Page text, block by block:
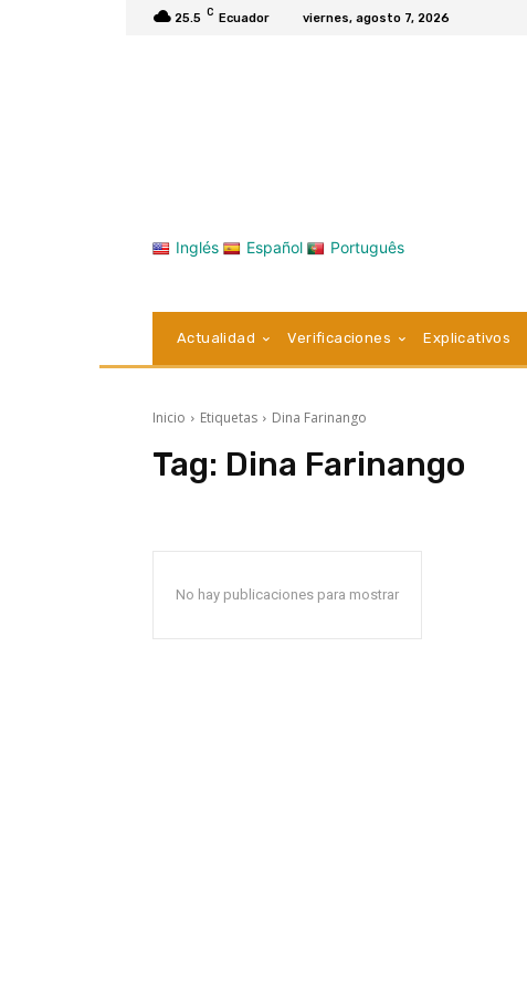
25.5 C Ecuador viernes, agosto 7, 2026
Inglés Español Português
Actualidad Verificaciones Explicativos
Inicio Etiquetas Dina Farinango
Tag: Dina Farinango
No hay publicaciones para mostrar